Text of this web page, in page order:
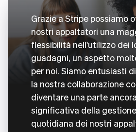
Grazie a Stripe possiamo
nostri appaltatori una
flessibilità nell'utilizzo dei
guadagni, un aspetto
per noi. Siamo entusiasti
la nostra collaborazione
diventare una parte
significativa della
quotidiana dei nostri